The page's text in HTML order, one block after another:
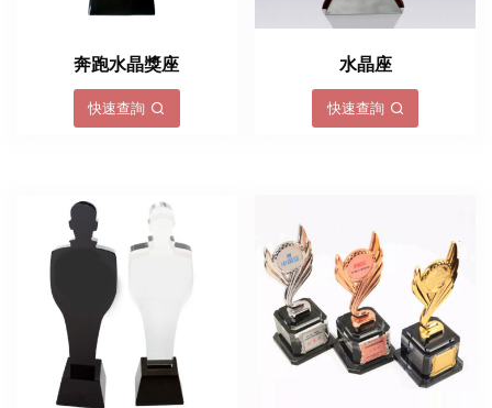
奔跑水晶獎座
快速查詢
水晶座
快速查詢